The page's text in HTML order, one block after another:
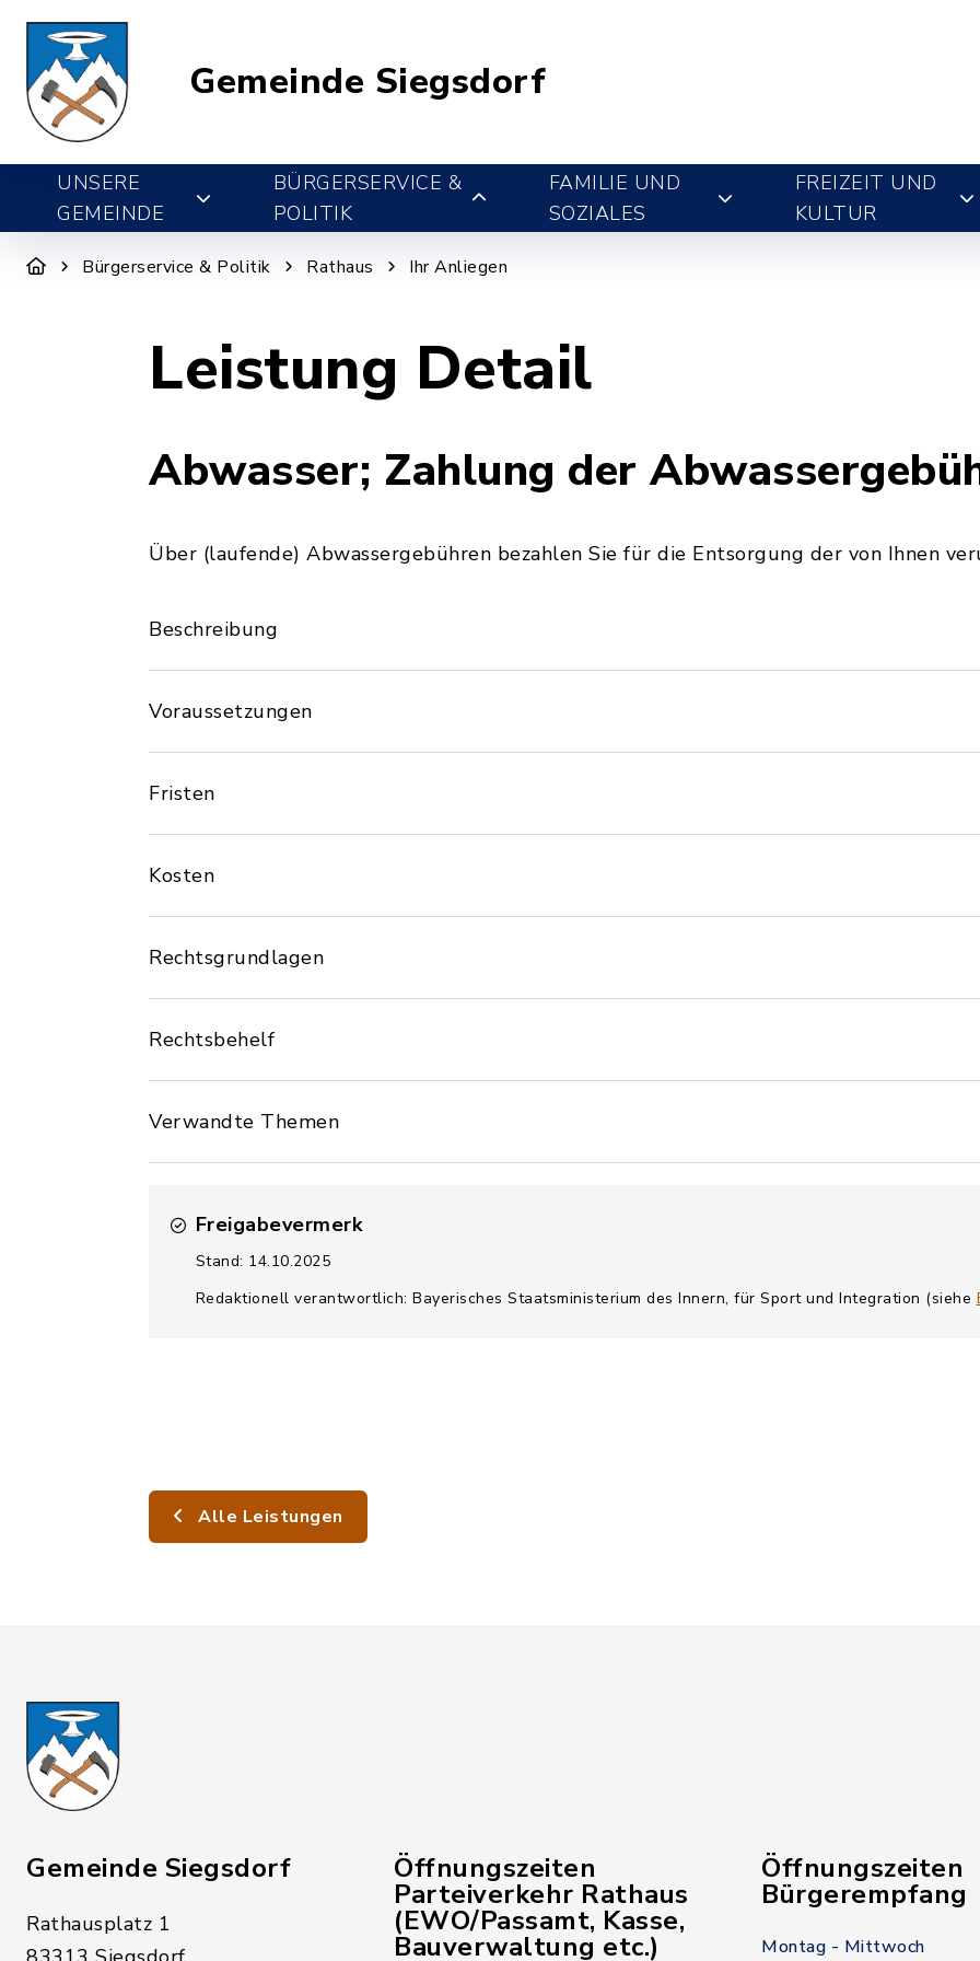
Gemeinde Siegsdorf
UNSERE
GEMEINDE
BÜRGERSERVICE &
POLITIK
FAMILIE UND
SOZIALES
FREIZEIT UND
KULTUR
Bürgerservice & Politik Rathaus Ihr Anliegen
Leistung Detail
Abwasser; Zahlung der
Über (laufende) Abwassergebühren bezahlen Sie für die Entsorgung der von Ihnen
Beschreibung
Voraussetzungen
Fristen
Kosten
Rechtsgrundlagen
Rechtsbehelf
Verwandte Themen
Freigabevermerk
Stand: 14.10.2025
Redaktionell verantwortlich: Bayerisches Staatsministerium des Innern, für Sport und Integration (siehe
Alle Leistungen
Gemeinde Siegsdorf
Rathausplatz 1
Öffnungszeiten
Parteiverkehr Rathaus
(EWO/Passamt, Kasse,
Bauverwaltung etc.)
Öffnungszeiten
Bürgerempfang
Montag - Mittwoch